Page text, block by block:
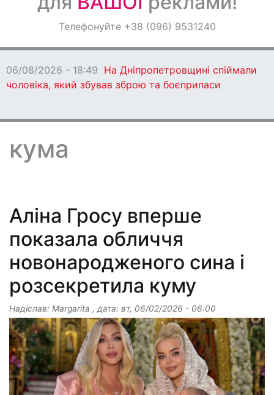
ОголошенняТелефонуйте +38 (096) 9531240
06/08/2026 - 18:49 На Дніпропетровщині спіймали
чоловіка, який збував зброю та боєприпаси
кума
Аліна Гросу вперше
показала обличчя
новонародженого сина і
розсекретила куму
Надіслав: Margarita , дата: вт, 06/02/2026 - 06:00